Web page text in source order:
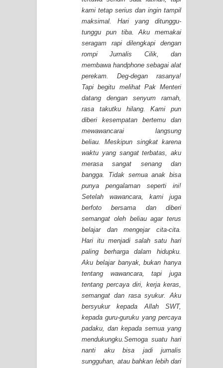
kami tetap serius dan ingin tampil
maksimal. Hari yang ditunggu-
tunggu pun tiba. Aku memakai
seragam rapi dilengkapi dengan
rompi Jurnalis Cilik, dan
membawa handphone sebagai alat
perekam. Deg-degan rasanya!
Tapi begitu melihat Pak Menteri
datang dengan senyum ramah,
rasa takutku hilang. Kami pun
diberi kesempatan bertemu dan
mewawancarai langsung
beliau. Meskipun singkat karena
waktu yang sangat terbatas, aku
merasa sangat senang dan
bangga. Tidak semua anak bisa
punya pengalaman seperti ini!
Setelah wawancara, kami juga
berfoto bersama dan diberi
semangat oleh beliau agar terus
belajar dan mengejar cita-cita.
Hari itu menjadi salah satu hari
paling berharga dalam hidupku.
Aku belajar banyak, bukan hanya
tentang wawancara, tapi juga
tentang percaya diri, kerja keras,
semangat dan rasa syukur. Aku
bersyukur kepada Allah SWT,
kepada guru-guruku yang percaya
padaku, dan kepada semua yang
mendukungku.Semoga suatu hari
nanti aku bisa jadi jurnalis
sungguhan, atau bahkan lebih dari